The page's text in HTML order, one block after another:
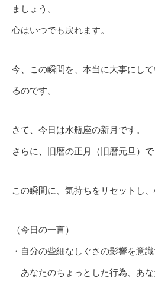
ましょう。
心はいつでも戻れます。
今、この瞬間を、本当に大事にし
るのです。
さて、今日は水瓶座の新月です。
さらに、旧暦の正月（旧暦元旦）で
この瞬間に、気持ちをリセットし、
（今日の一言）
・自分の些細なしぐさの影響を意識
あなたのちょっとした行為、あ